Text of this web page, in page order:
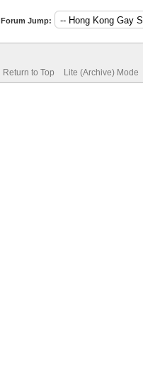
Forum Jump:
Return to Top Lite (Archive) Mode